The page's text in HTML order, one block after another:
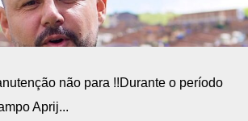
não para !!Durante o período
Aprij...